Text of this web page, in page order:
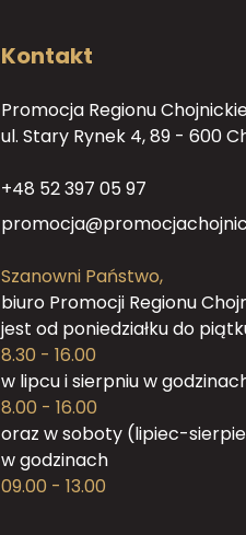
Kontakt
Promocja Regionu
ul. Stary Rynek 4, 89 - 600
+48 52 397 05 97
Szanowni Państwo,
biuro Promocji Regionu
jest od poniedziałku do
8.30 - 16.00
w lipcu i sierpniu w
8.00 - 16.00
oraz w soboty (lipiec-
w godzinach
09.00 - 13.00